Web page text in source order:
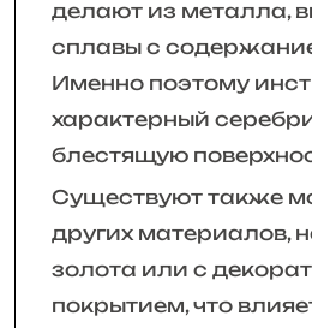
делают из металла,
сплавы с
Именно поэтому
характерный
блестящую
Существуют также
других материалов,
золота или с
покрытием, что